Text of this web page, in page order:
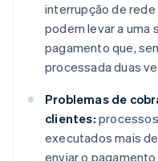
interrupção de
podem levar a uma
pagamento que,
processada duas
Problemas de
clientes:
executados mais
enviar o